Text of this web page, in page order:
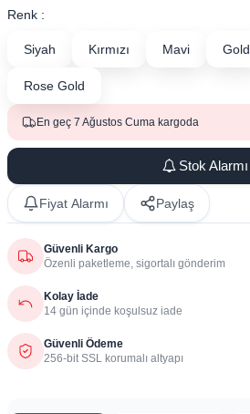
Renk :
Siyah Kırmızı Mavi Gold
Rose Gold
En geç 7 Ağustos Cuma kargoda
Stok Alarmı
Fiyat Alarmı Paylaş
Güvenli Kargo
Özenli paketleme, sigortalı gönderim
Kolay İade
14 gün içinde koşulsuz iade
Güvenli Ödeme
256-bit SSL korumalı altyapı